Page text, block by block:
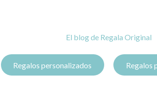
El blog de Regala Original
Regalos personalizados Regalos